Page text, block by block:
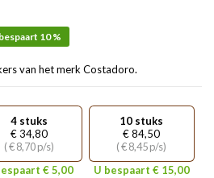
10 %
van het merk Costadoro.
4 stuks
€ 34,80
( € 8,70 p/s)
€ 5,00
10 stuks
€ 84,50
( € 8,45 p/s)
U bespaart € 15,00